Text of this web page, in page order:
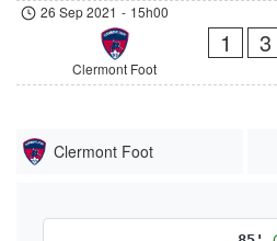
26 Sep 2021 - 15h00
Clermont Foot
1 3
Clermont Foot